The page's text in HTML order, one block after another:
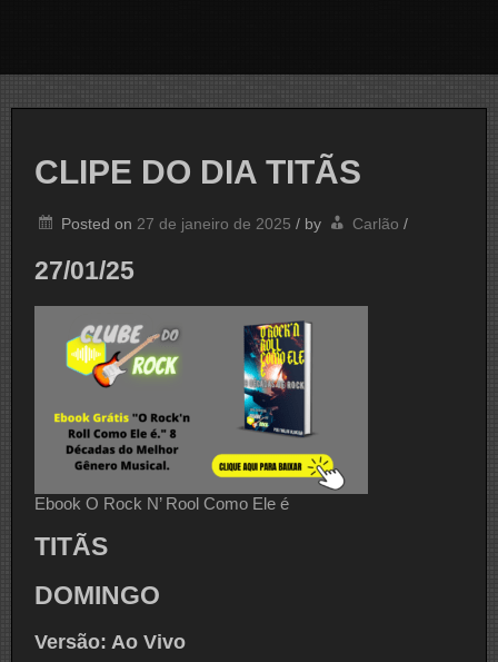
CLIPE DO DIA TITÃS
Posted on 27 de janeiro de 2025 / by Carlão /
27/01/25
Ebook O Rock N’ Rool Como Ele é
TITÃS
DOMINGO
Versão: Ao Vivo